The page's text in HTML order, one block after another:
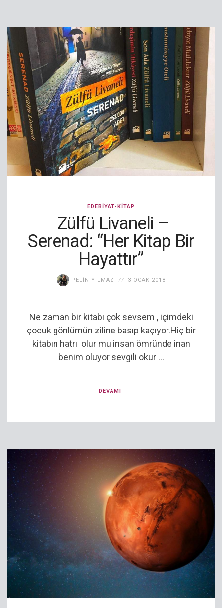
EDEBIYAT-KITAP
Zülfü Livaneli –
Serenad: “Her Kitap Bir
Hayattır”
PELIN YILMAZ 3 OCAK 2018
Ne zaman bir kitabı çok sevsem , içimdeki
çocuk gönlümün ziline basıp kaçıyor.Hiç bir
kitabın hatrı olur mu insan ömründe inan
benim oluyor sevgili okur ...
DEVAMI